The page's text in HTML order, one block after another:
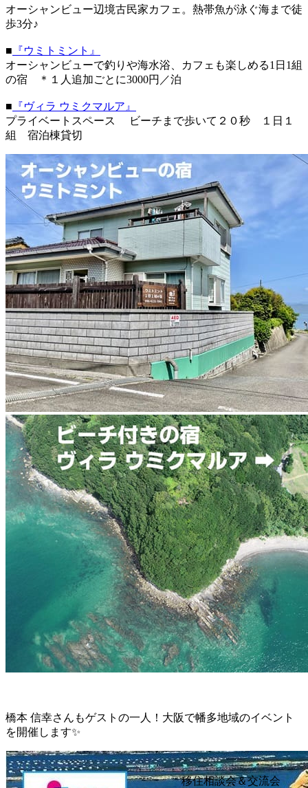
オーシャンビュー辺境古民家カフェ。熱帯魚が泳ぐ海まで徒
歩3分♪
■ 『ウミトミント』
オーシャンビューで釣りや海水浴、カフェも楽しめる1日1組
の宿 ＊１人追加ごとに3000円／泊
■ 『ヴィラ ウミクマルア』
プライベートスペース ビーチまで歩いて２０秒 １日１
組 宿泊棟貸切
橋本 信幸さんもゲストの一人！大阪で幡多地域のイベント
を開催します✨
移住相談会＆交流会